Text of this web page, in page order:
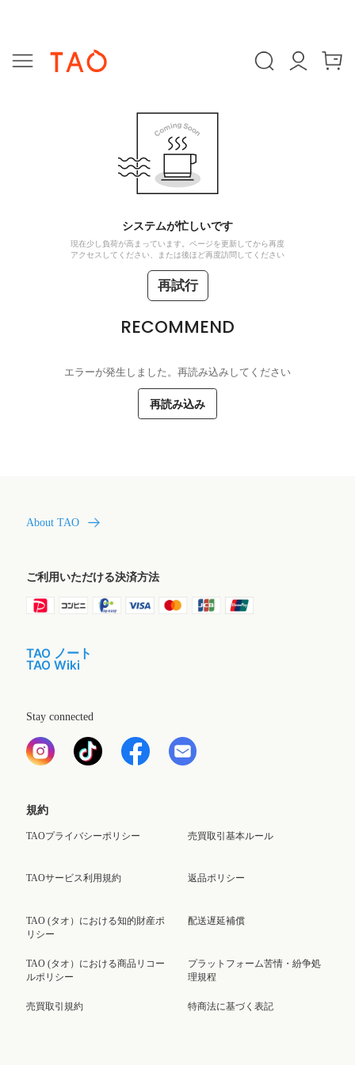
システムが忙しいです
現在少し負荷が高まっています。ページを更新してから再度
アクセスしてください、または後ほど再度訪問してください
再試行
RECOMMEND
エラーが発生しました。再読み込みしてください
再読み込み
About TAO
ご利用いただける決済方法
TAO ノート
TAO Wiki
Stay connected
規約
TAOプライバシーポリシー
TAOサービス利用規約
TAO (タオ）における知的財産ポ
リシー
TAO (タオ）における商品リコー
ルポリシー
売買取引規約
売買取引基本ルール
返品ポリシー
配送遅延補償
プラットフォーム苦情・紛争処
理規程
特商法に基づく表記